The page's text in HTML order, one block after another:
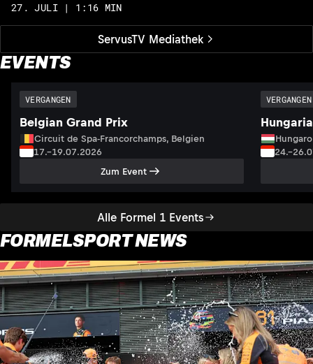
ServusTV Mediathek
27. JULI | 1:16 MIN
EVENTS
Alle Formel 1 Events
VERGANGEN
Belgian Grand Prix
Circuit de Spa-Francorchamps, Belgien
17.–19.07.2026
Zum Event
VERGANGEN
FORMELSPORT NEWS